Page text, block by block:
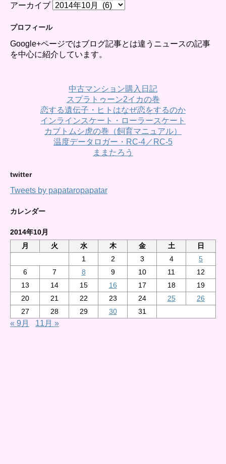
アーカイブ
プロフィール
Google+ページではブログ記事とは違うニュースの記事
を中心に紹介しています。
中古マンション購入日記
スプラトゥーン2イカの巻
恋する遺伝子・ヒトはなぜ恋をするのか
インラインスケート・ローラースケート
カブトムシ虎の巻（飼育マニュアル）
温度データロガー・RC-4／RC-5
ままたろう
twitter
Tweets by papataropapatar
カレンダー
2014年10月
月
火 水 木 金 土
日
1
2 3 4
5
6
7 8 9 10 11
12
13
14 15 16 17 18
19
20
21 22 23 24 25
26
27
28 29 30 31
« 9月 11月 »